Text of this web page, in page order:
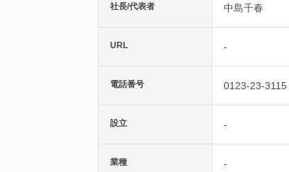
社長/代表者 中島千春
URL -
電話番号 0123-23-3115
設立 -
業種 -